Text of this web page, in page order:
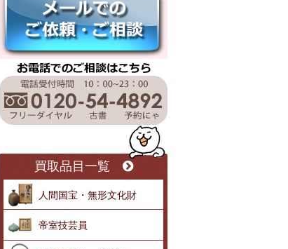
買取品目一覧
人間国宝・無形文化財
帝室技芸員